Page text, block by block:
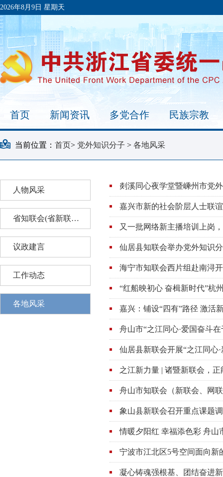
2026年8月9日 星期天
首页 新闻资讯 多党合作 民族宗教
当前位置： 首页> 党外知识分子 > 各地风采
人物风采
》
省知联会(省新联会、省海创会)
》
议政建言
》
工作动态
》
各地风采
剡溪同心夜学堂暨嵊州市党
嘉兴市新的社会阶层人士联
又一批网络新主播培训上岗
仙居县知联会举办党外知识
海宁市知联会西片组赴南浔
“红船映初心 奋楫新时代”杭
嘉兴：铺设“四有”路径 激活
舟山市“之江同心·爱国奋斗
仙居县新联会开展“之江同心
之江新力量 | 诸暨新联会，正
舟山市知联会（新联会、网
象山县新联会召开重点课题
情暖夕阳红 幸福添色彩 舟山
宁波市江北区5号空间面向新
凝心铸魂强根基、团结奋进